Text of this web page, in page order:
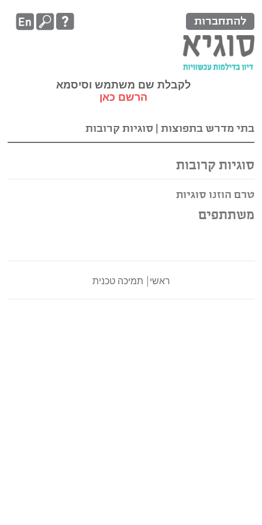
להתחברות
לקבלת שם משתמש וסיסמא
הרשם כאן
בתי מדרש בתפוצות | סוגיות קרובות
סוגיות קרובות
טרם הוזנו סוגיות
משתתפים
ראשי תמיכה טכנית